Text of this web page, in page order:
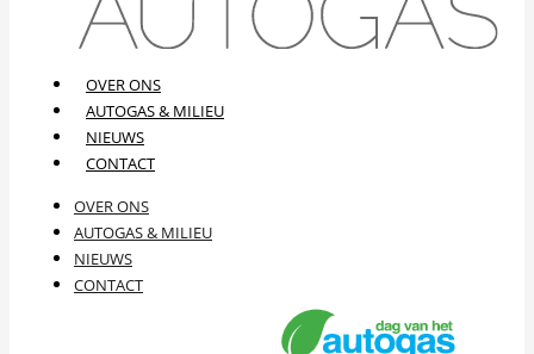
OVER ONS
AUTOGAS & MILIEU
NIEUWS
CONTACT
OVER ONS
AUTOGAS & MILIEU
NIEUWS
CONTACT